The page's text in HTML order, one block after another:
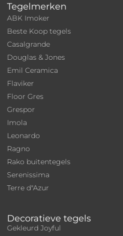
Tegelmerken
ABK Imoker
Beste Koop tegels
Casalgrande
Douglas & Jones
Emil Ceramica
Flaviker
Floor Gres
Grespor
Imola
Leonardo
Ragno
Rako buitentegels
Serenissima
Terre d"Azur
Decoratieve tegels
Gekleurd Joyful